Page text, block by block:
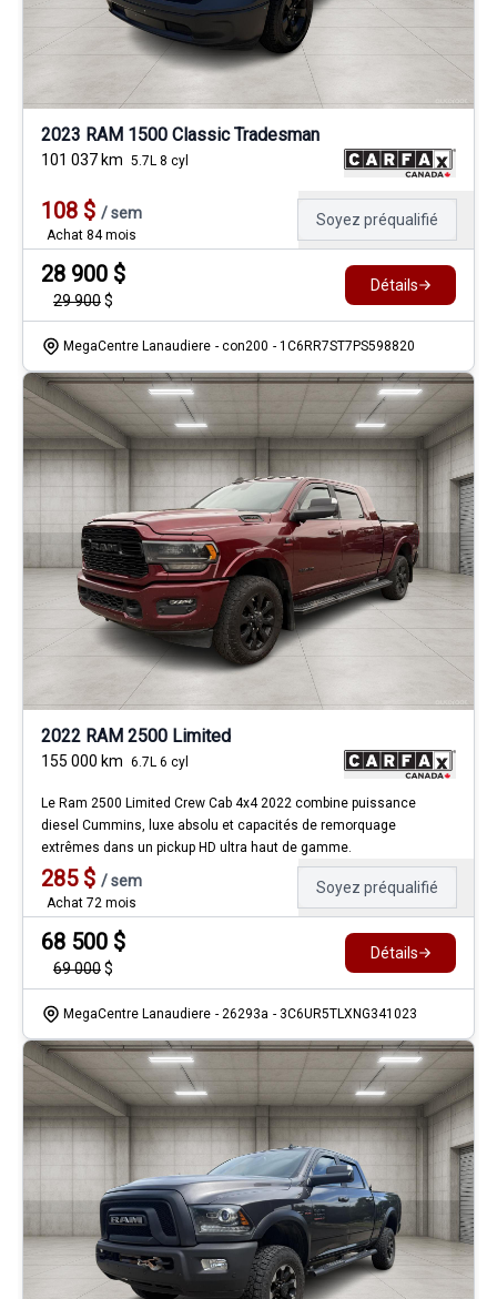
2023 RAM 1500 Classic Tradesman
101 037 km 5.7L 8 cyl
108 $ /sem
Achat 84 mois
Soyez préqualifié
28 900 $
29 900$
Détails
MegaCentre Lanaudiere - con200 - 1C6RR7ST7PS598820
2022 RAM 2500 Limited
155 000 km 6.7L 6 cyl
Le Ram 2500 Limited Crew Cab 4x4 2022 combine puissance
diesel Cummins, luxe absolu et capacités de remorquage
extrêmes dans un pickup HD ultra haut de gamme.
285$ /sem
Achat 72 mois
Soyez préqualifié
68 500 $
69 000$
Détails
MegaCentre Lanaudiere - 26293a - 3C6UR5TLXNG341023